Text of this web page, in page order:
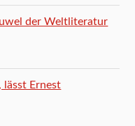
der Weltliteratur
lässt Ernest